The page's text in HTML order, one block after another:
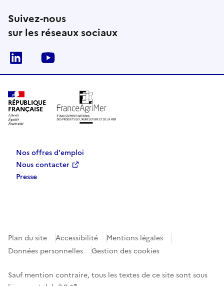
Suivez-nous
sur les réseaux sociaux
Linkedin
RÉPUBLIQUE
FRANÇAISE
Nos offres d'emploi
Nous contacter
Presse
Plan du site Accessibilité
Mentions légales
Données personnelles
Gestion des cookies
Sauf mention contraire, tous les textes de ce site sont sous